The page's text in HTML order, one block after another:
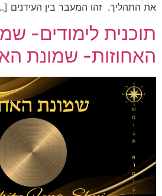
את התהליך. זהו המעבר בין העידנים
תוכנית לימודים-
האחוזות- שמונת